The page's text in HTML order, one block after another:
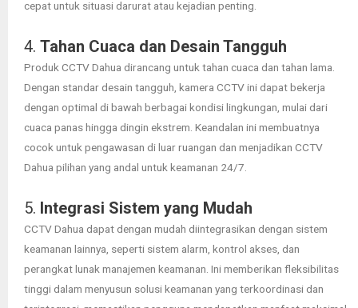
cepat untuk situasi darurat atau kejadian penting.
4. Tahan Cuaca dan Desain Tangguh
Produk CCTV Dahua dirancang untuk tahan cuaca dan tahan lama.
Dengan standar desain tangguh, kamera CCTV ini dapat bekerja
dengan optimal di bawah berbagai kondisi lingkungan, mulai dari
cuaca panas hingga dingin ekstrem. Keandalan ini membuatnya
cocok untuk pengawasan di luar ruangan dan menjadikan CCTV
Dahua pilihan yang andal untuk keamanan 24/7.
5. Integrasi Sistem yang Mudah
CCTV Dahua dapat dengan mudah diintegrasikan dengan sistem
keamanan lainnya, seperti sistem alarm, kontrol akses, dan
perangkat lunak manajemen keamanan. Ini memberikan fleksibilitas
tinggi dalam menyusun solusi keamanan yang terkoordinasi dan